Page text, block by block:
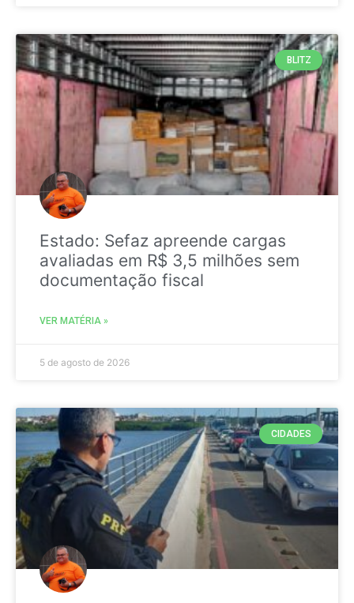
BLITZ
Estado: Sefaz apreende cargas
avaliadas em R$ 3,5 milhões sem
documentação fiscal
VER MATÉRIA »
5 de agosto de 2026
CIDADES